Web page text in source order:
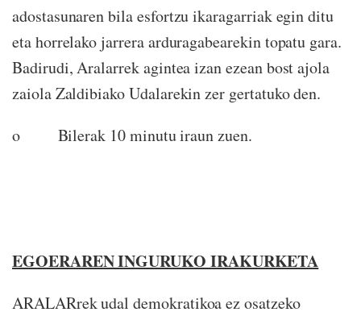
adostasunaren bila esfortzu ikaragarriak egin ditu
eta horrelako jarrera arduragabearekin topatu gara.
Badirudi, Aralarrek agintea izan ezean bost ajola
zaiola Zaldibiako Udalarekin zer gertatuko den.
o Bilerak 10 minutu iraun zuen.
EGOERAREN INGURUKO IRAKURKETA
ARALARrek udal demokratikoa ez osatzeko